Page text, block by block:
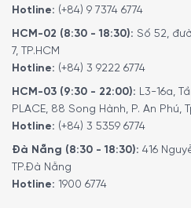
Để đặt mua sản phẩm, Quý
Hotline: (+84) 9 7374 6774
HCM-02 (8:30 - 18:30): Số 52,
7, TP.HCM
Hotline: (+84) 3 9222 6774
HCM-03 (9:30 - 22:00): L3-16a,
PLACE, 88 Song Hành, P. An Phú,
Hotline: (+84) 3 5359 6774
Đà Nẵng (8:30 - 18:30): 416
TP.Đà Nẵng
Hotline: 1900 6774